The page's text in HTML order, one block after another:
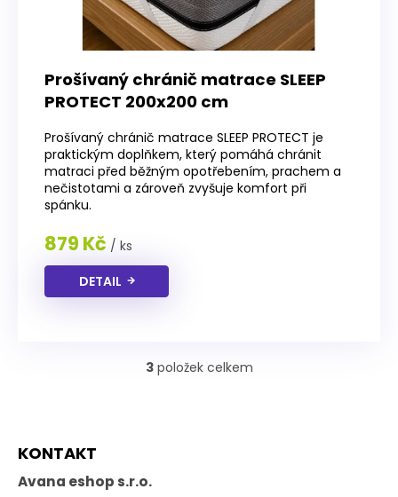
Prošívaný chránič matrace SLEEP
PROTECT 200x200 cm
Prošívaný chránič matrace SLEEP PROTECT je
praktickým doplňkem, který pomáhá chránit
matraci před běžným opotřebením, prachem a
nečistotami a zároveň zvyšuje komfort při
spánku.
879 Kč / ks
DETAIL
O
3položek celkem
KONTAKT
Avana eshop s.r.o.